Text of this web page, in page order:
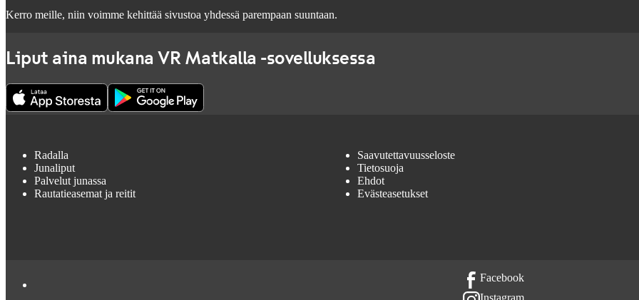
Kerro meille, niin voimme kehittää sivustoa yhdessä parempaan suuntaan.
Liput aina mukana VR Matkalla -sovelluksessa
Radalla
Junaliput
Palvelut junassa
Rautatieasemat ja reitit
Saavutettavuusseloste
Tietosuoja
Ehdot
Evästeasetukset
Facebook
Instagram